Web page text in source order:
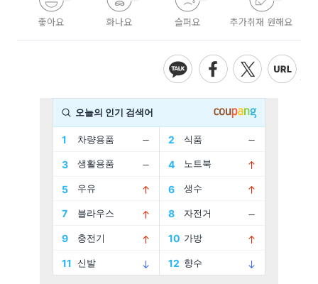
좋아요 화나요 슬퍼요 추가취재 원해요